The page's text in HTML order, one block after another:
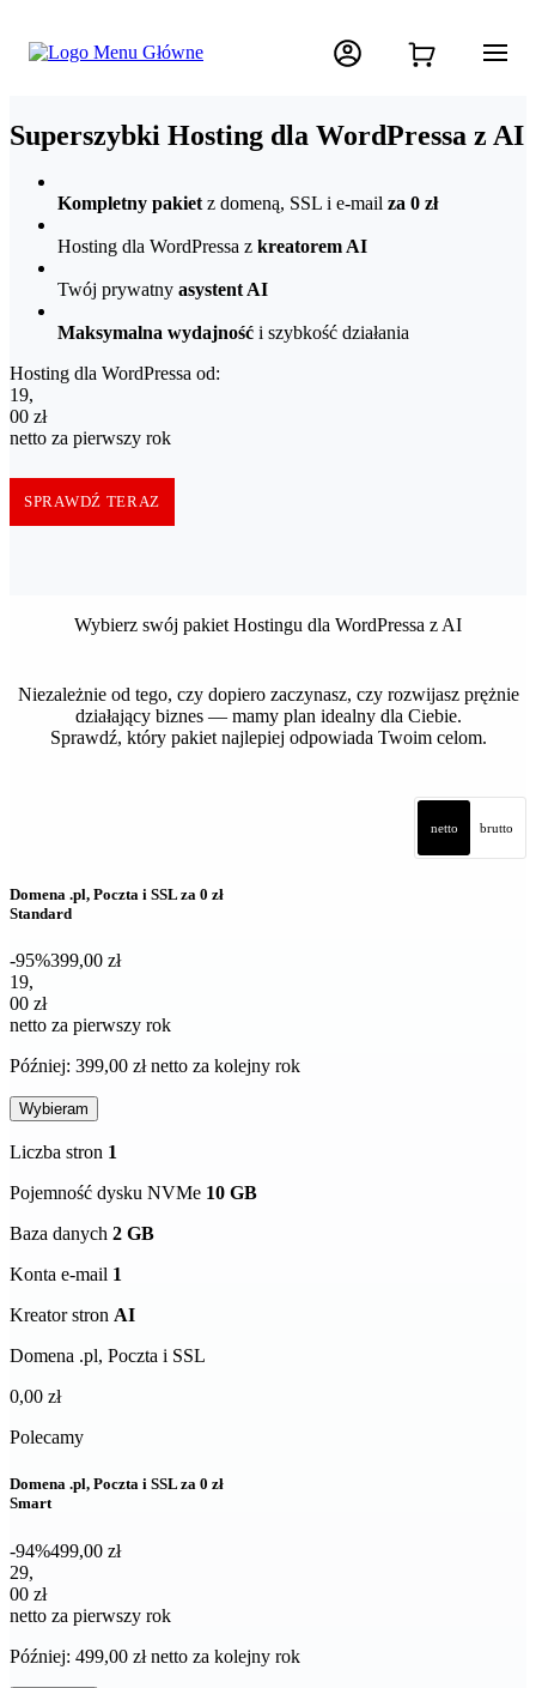
Superszybki Hosting dla WordPressa z AI
Kompletny pakiet z domeną, SSL i e-mail za 0 zł
Hosting dla WordPressa z kreatorem AI
Twój prywatny asystent AI
Maksymalna wydajność i szybkość działania
Hosting dla WordPressa od:
19,00 zł netto za pierwszy rok
19,
00 zł
netto za pierwszy rok
SPRAWDŹ TERAZ
Wybierz swój pakiet Hostingu dla WordPressa z AI
Niezależnie od tego, czy dopiero zaczynasz, czy rozwijasz prężnie
działający biznes — mamy plan idealny dla Ciebie.
Sprawdź, który pakiet najlepiej odpowiada Twoim celom.
netto brutto
Domena .pl, Poczta i SSL za 0 zł
Standard
-95%399,00 zł
19,00 zł netto za pierwszy rok
19,
00 zł
netto za pierwszy rok
Później: 399,00 zł netto za kolejny rok
Wybieram
Liczba stron 1
Pojemność dysku NVMe 10 GB
Baza danych 2 GB
Konta e-mail 1
Kreator stron AI
Domena .pl, Poczta i SSL
0,00 zł
Polecamy
Domena .pl, Poczta i SSL za 0 zł
Smart
-94%499,00 zł
29,00 zł netto za pierwszy rok
29,
00 zł
netto za pierwszy rok
Później: 499,00 zł netto za kolejny rok